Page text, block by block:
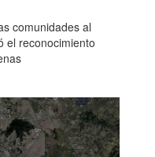
comunidades al
el reconocimiento